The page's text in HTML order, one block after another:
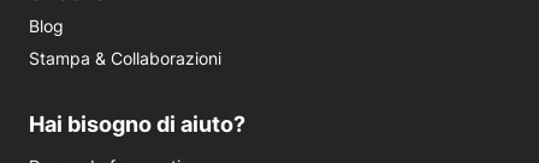
Blog
Stampa & Collaborazioni
Hai bisogno di aiuto?